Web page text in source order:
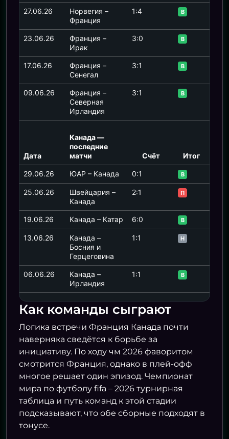
27.06.26
Норвегия –
Франция
1:4 В
23.06.26
Франция –
Ирак
3:0 В
17.06.26
Франция –
Сенегал
3:1 В
09.06.26
Франция –
Северная
Ирландия
3:1 В
Дата
Канада —
последние
матчи
Счёт Итог
29.06.26 ЮАР – Канада 0:1 В
25.06.26
Швейцария –
Канада
2:1 П
19.06.26 Канада – Катар 6:0 В
13.06.26
Канада –
Босния и
Герцеговина
1:1 Н
06.06.26
Канада –
Ирландия
1:1 В
Как команды сыграют
Логика встречи Франция Канада почти
наверняка сведётся к борьбе за
инициативу. По ходу чм 2026 фаворитом
смотрится Франция, однако в плей-офф
многое решает один эпизод. Чемпионат
мира по футболу fifa – 2026 турнирная
таблица и путь команд к этой стадии
подсказывают, что обе сборные подходят в
тонусе.